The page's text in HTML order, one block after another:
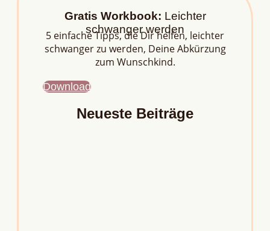
Gratis Workbook: Leichter
schwanger werden
5 einfache Tipps, die Dir helfen, leichter
schwanger zu werden, Deine Abkürzung
zum Wunschkind.
Download
Neueste Beiträge